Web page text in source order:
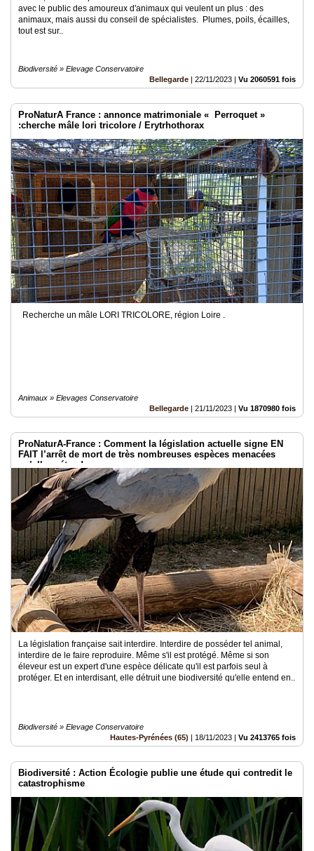
avec le public des amoureux d'animaux qui veulent un plus : des
animaux, mais aussi du conseil de spécialistes. Plumes, poils, écailles,
tout est sur..
Biodiversité » Elevage Conservatoire
Bellegarde | 22/11/2023 | Vu 2060591 fois
ProNaturA France : annonce matrimoniale « Perroquet »
:cherche mâle lori tricolore / Erytrhothorax
Recherche un mâle LORI TRICOLORE, région Loire .
Animaux » Elevages Conservatoire
Bellegarde | 21/11/2023 | Vu 1870980 fois
ProNaturA-France : Comment la législation actuelle signe EN
FAIT l’arrêt de mort de très nombreuses espèces menacées
qu’elle prétend sauver.
La législation française sait interdire. Interdire de posséder tel animal,
interdire de le faire reproduire. Même s'il est protégé. Même si son
éleveur est un expert d'une espèce délicate qu'il est parfois seul à
protéger. Et en interdisant, elle détruit une biodiversité qu'elle entend en..
Biodiversité » Elevage Conservatoire
Hautes-Pyrénées (65) | 18/11/2023 | Vu 2413765 fois
Biodiversité : Action Écologie publie une étude qui contredit le
catastrophisme